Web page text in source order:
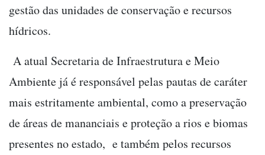
gestão das unidades de conservação e recursos
hídricos.
A atual Secretaria de Infraestrutura e Meio
Ambiente já é responsável pelas pautas de caráter
mais estritamente ambiental, como a preservação
de áreas de mananciais e proteção a rios e biomas
presentes no estado, e também pelos recursos